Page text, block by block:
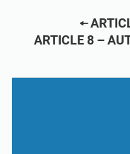
ARTICLE 8 –